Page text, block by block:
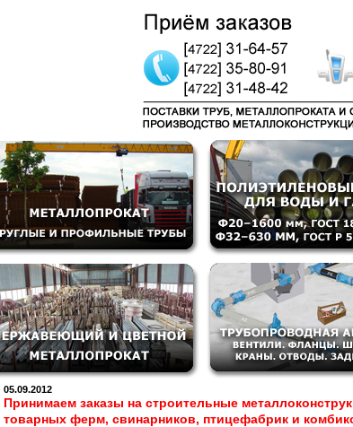
05.09.2012
Принимаем заказы на строительные
товарных ферм, свинарников, птицефабрик и